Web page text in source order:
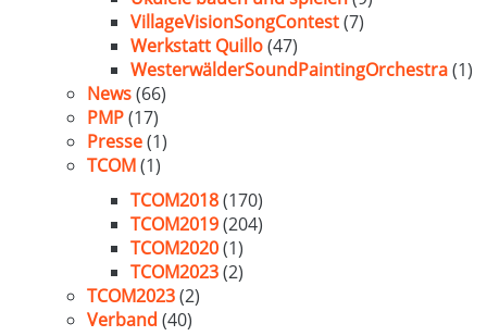
VillageVisionSongContest(7)
Werkstatt Quillo(47)
WesterwälderSoundPaintingOrchestra(1)
News(66)
PMP(17)
Presse(1)
TCOM(1)
TCOM2018(170)
TCOM2019(204)
TCOM2020(1)
TCOM2023(2)
TCOM2023(2)
Verband (40)